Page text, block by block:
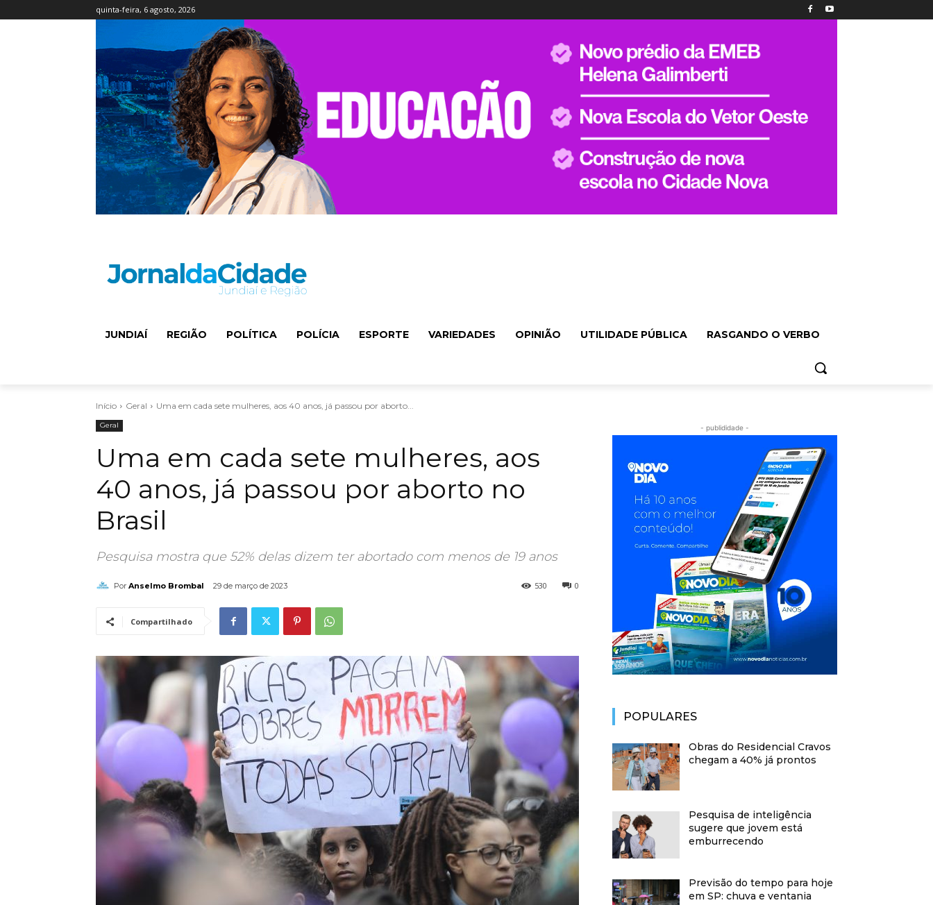
quinta-feira, 6 agosto, 2026
JUNDIAÍ REGIÃO POLÍTICA POLÍCIA ESPORTE VARIEDADES OPINIÃO UTILIDADE PÚBLICA RASGANDO O VERBO
Início Geral Uma em cada sete mulheres, aos 40 anos, já passou por aborto...
Geral
Uma em cada sete mulheres, aos
40 anos, já passou por aborto no
Brasil
Pesquisa mostra que 52% delas dizem ter abortado com menos de 19 anos
Por Anselmo Brombal 29 de março de 2023 0
530
Compartilhado
- publididade -
POPULARES
Obras do Residencial Cravos
chegam a 40% já prontos
Pesquisa de inteligência
sugere que jovem está
emburrecendo
Previsão do tempo para hoje
em SP: chuva e ventania